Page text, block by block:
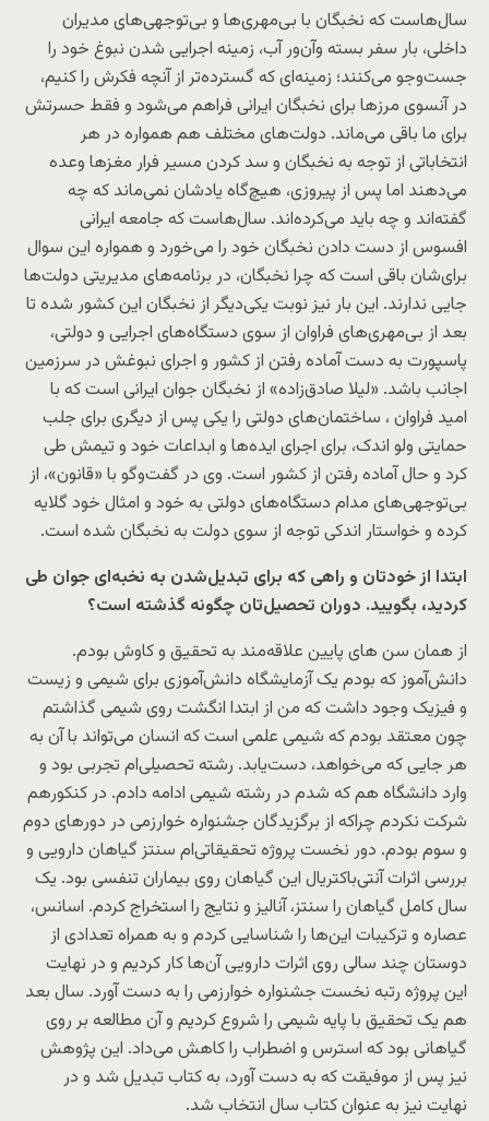
سال‌هاست که نخبگان با بی‌مهری‌ها و بی‌توجهی‌های مدیران
داخلی، بار سفر بسته وآن‌ور آب، زمینه اجرایی شدن نبوغ خود را
جست‌و‌جو می‌کنند؛ زمینه‌ای که گسترده‌تر از آنچه فکرش را کنیم،
در آنسوی مرزها برای نخبگان ایرانی فراهم می‌شود و فقط حسرتش
برای ما باقی می‌ماند. دولت‌های مختلف هم همواره در هر
انتخاباتی از توجه به نخبگان و سد کردن مسیر فرار مغزها وعده
می‌دهند اما پس از پیروزی، هیچ‌گاه یادشان نمی‌ماند که چه
گفته‌اند و چه باید می‌کرده‌اند. سال‌هاست که جامعه ایرانی
افسوس از دست دادن نخبگان خود را می‌خورد و همواره این سوال
برای‌شان باقی است که چرا نخبگان، در برنامه‌های مدیریتی دولت‌ها
جایی ندارند. این بار نیز نوبت یکی‌دیگر از نخبگان این کشور شده تا
بعد از بی‌مهری‌های فراوان از سوی دستگاه‌های اجرایی و دولتی،
پاسپورت به دست آماده رفتن از کشور و اجرای نبوغش در سرزمین
اجانب باشد. «لیلا صادق‌زاده» از نخبگان جوان ایرانی است که با
امید فراوان ، ساختمان‌های دولتی را یکی پس از دیگری برای جلب
حمایتی ولو اندک، برای اجرای ایده‌ها و ابداعات خود و تیمش طی
کرد و حال آماده رفتن از کشور است. وی در گفت‌وگو با «قانون»، از
بی‌توجهی‌های مدام دستگاه‌های دولتی به خود و امثال خود گلایه
کرده و خواستار اندکی توجه از سوی دولت به نخبگان شده است.
ابتدا از خودتان و راهی که برای تبدیل‌شدن به نخبه‌ای جوان طی
کردید، بگویید. دوران تحصیل‌تان چگونه گذشته است؟
از همان سن های پایین علاقه‌مند به تحقیق و کاوش بودم.
دانش‌آموز که بودم یک آزمایشگاه دانش‌آموزی برای شیمی و زیست
و فیزیک وجود داشت که من از ابتدا انگشت روی شیمی گذاشتم
چون معتقد بودم که شیمی علمی است که انسان می‌تواند با آن به
هر جایی که می‌خواهد، دست‌یابد. رشته تحصیلی‌ام تجربی بود و
وارد دانشگاه هم که شدم در رشته شیمی ادامه دادم. در کنکورهم
شرکت نکردم چراکه از برگزیدگان جشنواره خوارزمی در دورهای دوم
و سوم بودم. دور نخست پروژه تحقیقاتی‌ام سنتز گیاهان دارویی و
بررسی اثرات آنتی‌‌باکتریال این گیاهان روی بیماران تنفسی بود. یک
سال کامل گیاهان را سنتز، آنالیز و نتایج را استخراج کردم. اسانس،
عصاره و ترکیبات این‌ها را شناسایی کردم و به همراه تعدادی از
دوستان چند سالی روی اثرات دارویی آن‌ها کار کردیم و در نهایت
این پروژه رتبه نخست جشنواره خوارزمی را به دست آورد. سال بعد
هم یک تحقیق با پایه شیمی را شروع کردیم و آن مطالعه بر روی
گیاهانی بود که استرس و اضطراب را کاهش می‌داد. این پژوهش
نیز پس از موفیقت‌ که به دست آورد، به کتاب تبدیل شد و در
نهایت نیز به عنوان کتاب سال انتخاب شد.